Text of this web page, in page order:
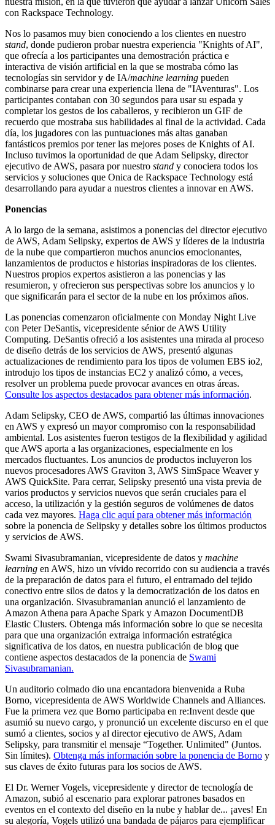
con Rackspace Technology.
Nos lo pasamos muy bien conociendo a los clientes en nuestro
stand, donde pudieron probar nuestra experiencia "Knights of AI",
que ofrecía a los participantes una demostración práctica e
interactiva de visión artificial en la que se mostraba cómo las
tecnologías sin servidor y de IA/machine learning pueden
combinarse para crear una experiencia llena de "IAventuras". Los
participantes contaban con 30 segundos para usar su espada y
completar los gestos de los caballeros, y recibieron un GIF de
recuerdo que mostraba sus habilidades al final de la actividad. Cada
día, los jugadores con las puntuaciones más altas ganaban
fantásticos premios por tener las mejores poses de Knights of AI.
Incluso tuvimos la oportunidad de que Adam Selipsky, director
ejecutivo de AWS, pasara por nuestro stand y conociera todos los
servicios y soluciones que Onica de Rackspace Technology está
desarrollando para ayudar a nuestros clientes a innovar en AWS.
Ponencias
A lo largo de la semana, asistimos a ponencias del director ejecutivo
de AWS, Adam Selipsky, expertos de AWS y líderes de la industria
de la nube que compartieron muchos anuncios emocionantes,
lanzamientos de productos e historias inspiradoras de los clientes.
Nuestros propios expertos asistieron a las ponencias y las
resumieron, y ofrecieron sus perspectivas sobre los anuncios y lo
que significarán para el sector de la nube en los próximos años.
Las ponencias comenzaron oficialmente con Monday Night Live
con Peter DeSantis, vicepresidente sénior de AWS Utility
Computing. DeSantis ofreció a los asistentes una mirada al proceso
de diseño detrás de los servicios de AWS, presentó algunas
actualizaciones de rendimiento para los tipos de volumen EBS io2,
introdujo los tipos de instancias EC2 y analizó cómo, a veces,
resolver un problema puede provocar avances en otras áreas.
Consulte los aspectos destacados para obtener más información.
Adam Selipsky, CEO de AWS, compartió las últimas innovaciones
en AWS y expresó un mayor compromiso con la responsabilidad
ambiental. Los asistentes fueron testigos de la flexibilidad y agilidad
que AWS aporta a las organizaciones, especialmente en los
mercados fluctuantes. Los anuncios de productos incluyeron los
nuevos procesadores AWS Graviton 3, AWS SimSpace Weaver y
AWS QuickSite. Para cerrar, Selipsky presentó una vista previa de
varios productos y servicios nuevos que serán cruciales para el
acceso, la utilización y la gestión seguros de volúmenes de datos
cada vez mayores. Haga clic aquí para obtener más información
sobre la ponencia de Selipsky y detalles sobre los últimos productos
y servicios de AWS.
Swami Sivasubramanian, vicepresidente de datos y machine
learning en AWS, hizo un vívido recorrido con su audiencia a través
de la preparación de datos para el futuro, el entramado del tejido
conectivo entre silos de datos y la democratización de los datos en
una organización. Sivasubramanian anunció el lanzamiento de
Amazon Athena para Apache Spark y Amazon DocumentDB
Elastic Clusters. Obtenga más información sobre lo que se necesita
para que una organización extraiga información estratégica
significativa de los datos, en nuestra publicación de blog que
contiene aspectos destacados de la ponencia de Swami
Sivasubramanian.
Un auditorio colmado dio una encantadora bienvenida a Ruba
Borno, vicepresidenta de AWS Worldwide Channels and Alliances.
Fue la primera vez que Borno participaba en re:Invent desde que
asumió su nuevo cargo, y pronunció un excelente discurso en el que
sumó a clientes, socios y al director ejecutivo de AWS, Adam
Selipsky, para transmitir el mensaje “Together. Unlimited" (Juntos.
Sin límites). Obtenga más información sobre la ponencia de Borno y
sus claves de éxito futuras para los socios de AWS.
El Dr. Werner Vogels, vicepresidente y director de tecnología de
Amazon, subió al escenario para explorar patrones basados en
eventos en el contexto del diseño en la nube y hablar de... ¡aves! En
su alegoría, Vogels utilizó una bandada de pájaros para ejemplificar